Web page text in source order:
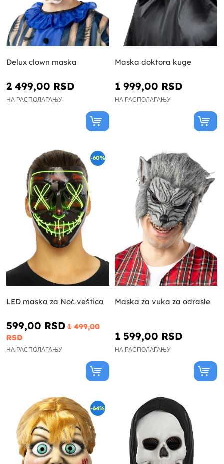
Delux clown maska
2 499,00 RSD
НА РАСПОЛАГАЊУ
Maska doktora kuge
1 999,00 RSD
НА РАСПОЛАГАЊУ
-60%
LED maska za Noć veštica
599,00 RSD 1 499,00
RSD
НА РАСПОЛАГАЊУ
Maska za vuka za odrasle
1 599,00 RSD
НА РАСПОЛАГАЊУ
-64%